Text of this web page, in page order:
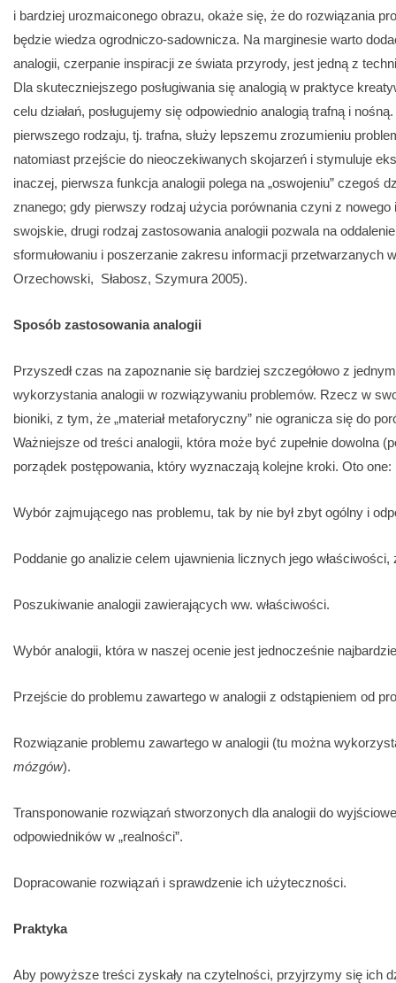
i bardziej urozmaiconego obrazu, okaże się, że do rozwiązania
będzie wiedza ogrodniczo-sadownicza. Na marginesie warto
analogii, czerpanie inspiracji ze świata przyrody, jest jedną z
Dla skuteczniejszego posługiwania się analogią w praktyce
celu działań, posługujemy się odpowiednio analogią trafną i
pierwszego rodzaju, tj. trafna, służy lepszemu zrozumieniu
natomiast przejście do nieoczekiwanych skojarzeń i stymuluje
inaczej, pierwsza funkcja analogii polega na „oswojeniu” czegoś
znanego; gdy pierwszy rodzaj użycia porównania czyni z nowego
swojskie, drugi rodzaj zastosowania analogii pozwala na
sformułowaniu i poszerzanie zakresu informacji przetwarzanych
Orzechowski, Słabosz, Szymura 2005).
Sposób zastosowania analogii
Przyszedł czas na zapoznanie się bardziej szczegółowo z
wykorzystania analogii w rozwiązywaniu problemów. Rzecz w
bioniki, z tym, że „materiał metaforyczny” nie ogranicza się do
Ważniejsze od treści analogii, która może być zupełnie dowolna
porządek postępowania, który wyznaczają kolejne kroki. Oto one:
Wybór zajmującego nas problemu, tak by nie był zbyt ogólny i
Poddanie go analizie celem ujawnienia licznych jego
Poszukiwanie analogii zawierających ww. właściwości.
Wybór analogii, która w naszej ocenie jest jednocześnie
Przejście do problemu zawartego w analogii z odstąpieniem od
Rozwiązanie problemu zawartego w analogii (tu można
mózgów).
Transponowanie rozwiązań stworzonych dla analogii do
odpowiedników w „realności”.
Dopracowanie rozwiązań i sprawdzenie ich użyteczności.
Praktyka
Aby powyższe treści zyskały na czytelności, przyjrzymy się ich